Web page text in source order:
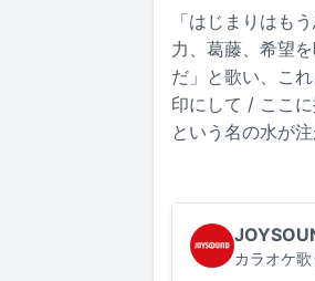
「はじまりはも
力、葛藤、希望
だ」と歌い、こ
印にして / ここ
という名の水が
カラオケ